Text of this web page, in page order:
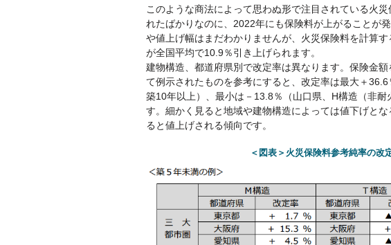
このような商法によって思わぬ形で注目されている火
れたばかりなのに、2022年にも保険料が上がることが
や値上げ幅はまだわかりませんが、火災保険料を計算
が全国平均で10.9％引き上げられます。
建物構造、都道府県別で改定率は異なります。保険金
て例示されたものを参考にすると、改定率は最大＋36.6
築10年以上）、最小は－13.8％（山口県、H構造（非耐
す。細かく見ると地域や建物構造によっては値下げと
ると値上げされる傾向です。
＜図表＞火災保険料参考純率の改